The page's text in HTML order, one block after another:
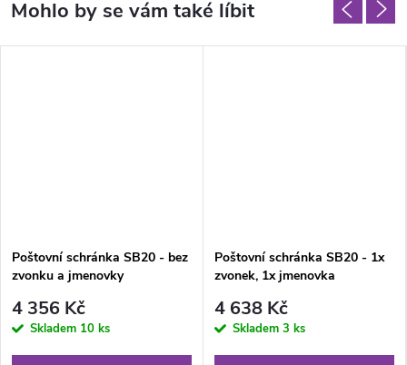
Poštovní schránka SB20 - bez
zvonku a jmenovky
4 356 Kč
Skladem 10 ks
Poštovní schránka SB20 - 1x
zvonek, 1x jmenovka
4 638 Kč
Skladem 3 ks